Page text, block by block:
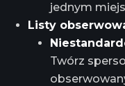
jednym
Listy
Twórz